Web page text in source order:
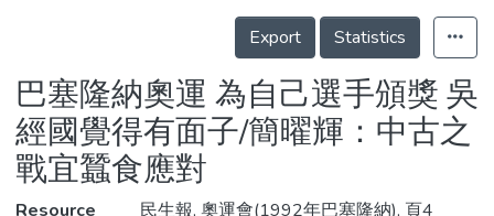
Statistics
Details
Export
Statistics
巴塞隆納奧運 為自己選手頒獎 吳
經國覺得有面子/簡曜輝：中古之
戰宜蠶食應對
Resource
民生報, 奧運會(1992年巴塞隆納), 頁4